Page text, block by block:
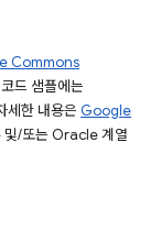
Commons
드 샘플에는
세한 내용은 Google
및/또는 Oracle 계열